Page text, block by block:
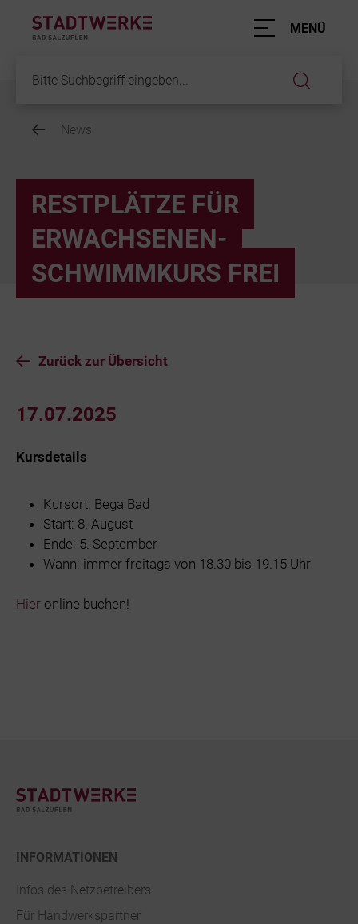
Hauptnavigation
MENÜ
News
RESTPLÄTZE FÜR
ERWACHSENEN-
SCHWIMMKURS FREI
Zurück zur Übersicht
17.07.2025
Kursdetails
Kursort: Bega Bad
Start: 8. August
Ende: 5. September
Wann: immer freitags von 18.30 bis 19.15 Uhr
Hier online buchen!
INFORMATIONEN
Infos des Netzbetreibers
Für Handwerkspartner